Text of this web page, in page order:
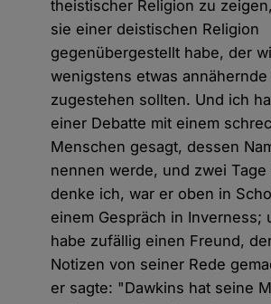
theistischer Religion zu
sie einer deistischen Religion
gegenübergestellt habe, der
wenigstens etwas
zugestehen sollten. Und ich
einer Debatte mit einem
Menschen gesagt, dessen
nennen werde, und zwei Tage
denke ich, war er oben in
einem Gespräch in Inverness;
habe zufällig einen Freund,
Notizen von seiner Rede
er sagte: "Dawkins hat seine